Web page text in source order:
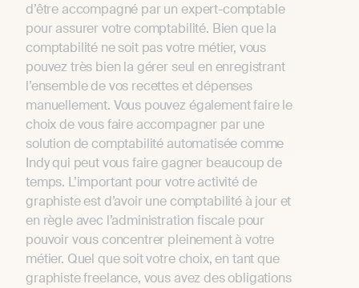
d’être accompagné par un expert-comptable
pour assurer votre comptabilité. Bien que la
comptabilité ne soit pas votre métier, vous
pouvez très bien la gérer seul en enregistrant
l’ensemble de vos recettes et dépenses
manuellement. Vous pouvez également faire le
choix de vous faire accompagner par une
solution de comptabilité automatisée comme
Indy qui peut vous faire gagner beaucoup de
temps. L’important pour votre activité de
graphiste est d’avoir une comptabilité à jour et
en règle avec l’administration fiscale pour
pouvoir vous concentrer pleinement à votre
métier. Quel que soit votre choix, en tant que
graphiste freelance, vous avez des obligations